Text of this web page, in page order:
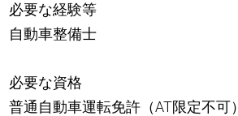
必要な経験等
自動車整備士
必要な資格
普通自動車運転免許（AT限定不可）